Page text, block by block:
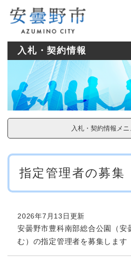
メニューを飛ばし
入札・契約情報
入札・契約情報メニ
本
指定管理者の募集
2026年7月13日更新
安曇野市豊科南部総合公園（安
む）の指定管理者を募集します